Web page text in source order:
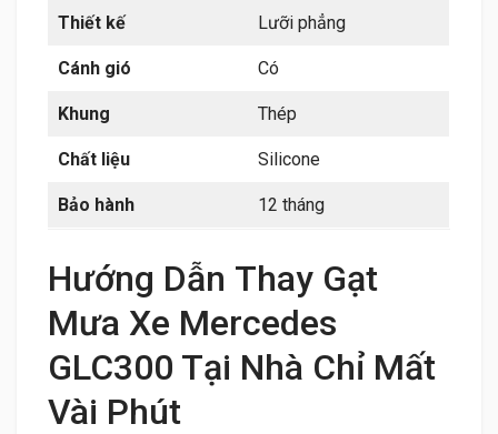
Thiết kế Lưỡi phẳng
Cánh gió Có
Khung Thép
Chất liệu Silicone
Bảo hành 12 tháng
Hướng Dẫn Thay Gạt
Mưa Xe Mercedes
GLC300 Tại Nhà Chỉ Mất
Vài Phút